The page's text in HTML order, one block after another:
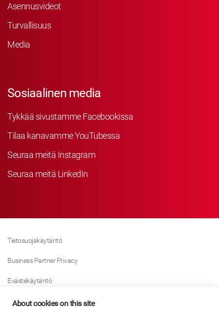
Asennusvideot
Turvallisuus
Media
Sosiaalinen media
Tykkää sivustamme Facebookissa
Tilaa kanavamme YouTubessa
Seuraa meitä Instagram
Seuraa meitä LinkedIn
Tietosuojakäytäntö
Business Partner Privacy
Evästekäytäntö
Modern Slavery Act Policy
About cookies on this site